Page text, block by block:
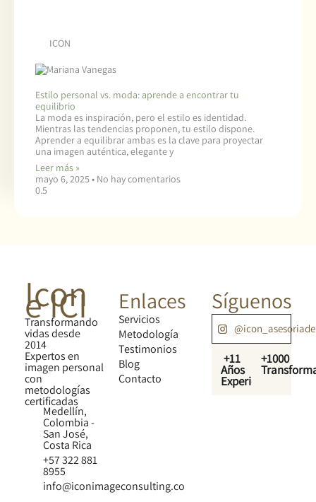
ICON
Estilo personal vs. moda: aprende a encontrar tu
equilibrio
La moda es inspiración, pero el estilo es identidad.
Mientras las tendencias proponen, tu estilo dispone.
Aprender a equilibrar ambas es la clave para proyectar
una imagen auténtica, elegante y
Leer más »
mayo 6, 2025
No hay comentarios
Icon
e ICI
Transformando
vidas desde
2014
Expertos en
imagen personal
con
metodologías
certificadas
Medellín,
Colombia -
San José,
Costa Rica
+57 322 881
8955
info@iconimageconsulting.co
Enlaces
Servicios
Metodología
Testimonios
Blog
Contacto
Síguenos
+11
Años
Experiencia
+1000